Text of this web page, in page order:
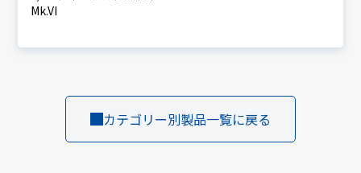
Mk.VI
カテゴリー別製品一覧に戻る